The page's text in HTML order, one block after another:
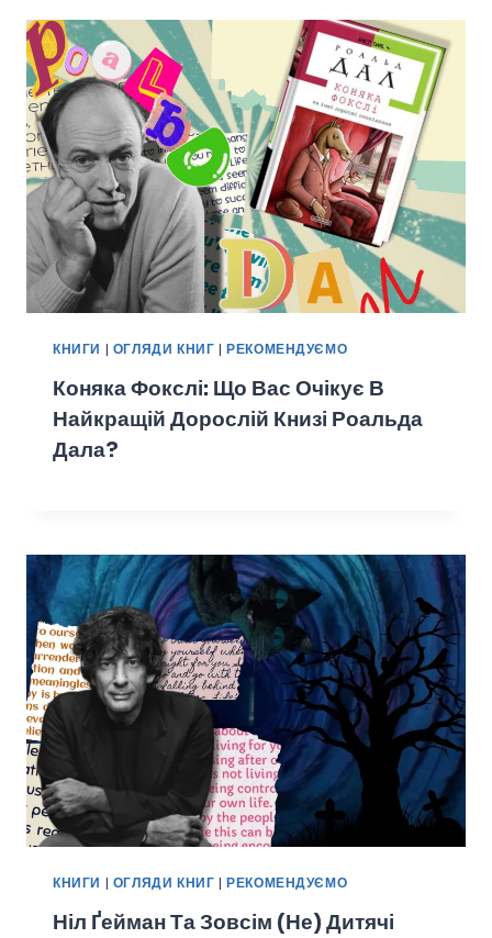
КНИГИ | ОГЛЯДИ КНИГ |РЕКОМЕНДУЄМО
Коняка Фокслі: Що Вас Очікує В
Найкращій Дорослій Книзі Роальда
Дала?
КНИГИ | ОГЛЯДИ КНИГ |РЕКОМЕНДУЄМО
Ніл Ґейман Та Зовсім (не) Дитячі